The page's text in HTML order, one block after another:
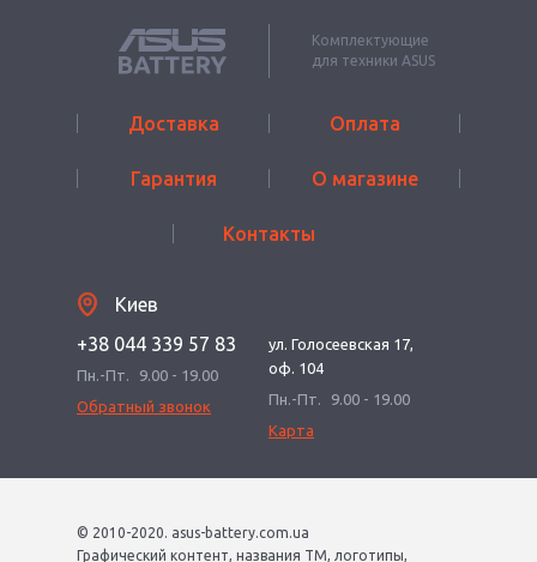
Комплектующие
для техники ASUS
Доставка Оплата
Гарантия О магазине
Контакты
Киев
+38 044 339 57 83
Пн.-Пт.
9.00 - 19.00
Обратный звонок
ул. Голосеевская 17,
оф. 104
Пн.-Пт.
9.00 - 19.00
Карта
© 2010-2020. asus-battery.com.ua
Графический контент, названия ТМ, логотипы,